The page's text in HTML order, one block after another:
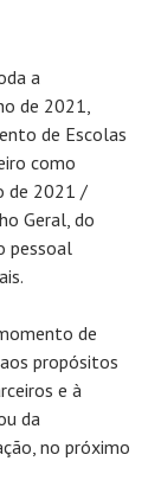
a
de 2021,
de Escolas
como
de 2021 /
Geral, do
pessoal
de
propósitos
e à
da
no próximo